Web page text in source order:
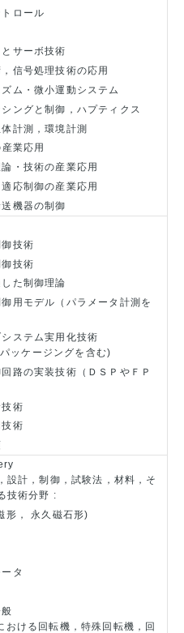
ロール
サーボ技術
信号処理技術の応用
ム・微小運動システム
ングと制御，ハプティクス
計測，環境計測
業応用
・技術の産業応用
応制御の産業応用
機器の制御
技術
技術
た制御理論
用モデル（パラメータ計測を
ステム実用化技術
ッケージングを含む)
路の実装技術（ＤＳＰやＦＰ
術
術
設計，制御，試験法，材料，そ
技術分野 :
形， 永久磁石形)
タ
おける回転機，特殊回転機，回